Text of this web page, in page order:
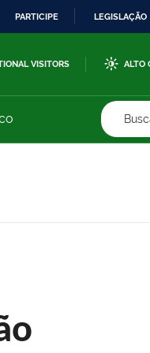
PARTICIPE LEGISLAÇÃO
VISITORS ALTO